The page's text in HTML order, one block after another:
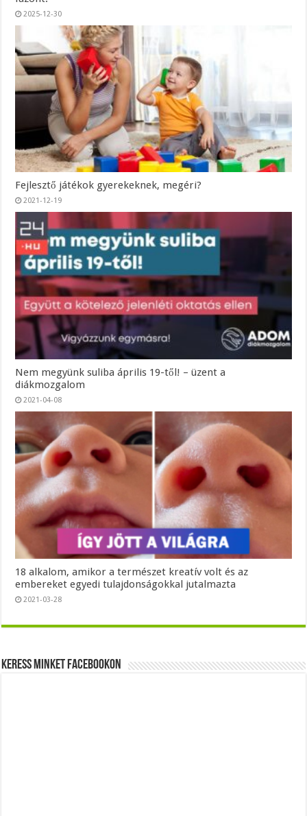
2025-12-30
Fejlesztő játékok gyerekeknek, megéri?
2021-12-19
Nem megyünk suliba április 19-től! – üzent a
diákmozgalom
2021-04-08
18 alkalom, amikor a természet kreatív volt és az
embereket egyedi tulajdonságokkal jutalmazta
2021-03-28
Keress minket Facebookon